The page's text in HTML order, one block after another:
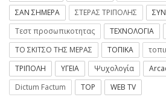
ΣΑΝ ΣΗΜΕΡΑ
ΣΤΕΡΑΣ ΤΡΙΠΟΛΗΣ
Τεστ προσωπικοτητας
ΤΕΧΝΟΛΟΓΙΑ
ΤΟ ΣΚΙΤΣΟ ΤΗΣ ΜΕΡΑΣ
ΤΟΠΙΚΑ
ΤΡΙΠΟΛΗ
ΥΓΕΙΑ Ψυχολογία
Dictum Factum
TOP WEB TV